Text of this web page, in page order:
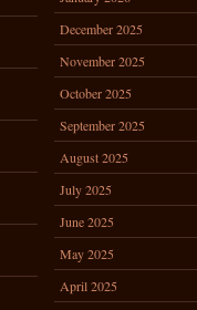
December 2025
November 2025
October 2025
September 2025
August 2025
July 2025
June 2025
May 2025
April 2025